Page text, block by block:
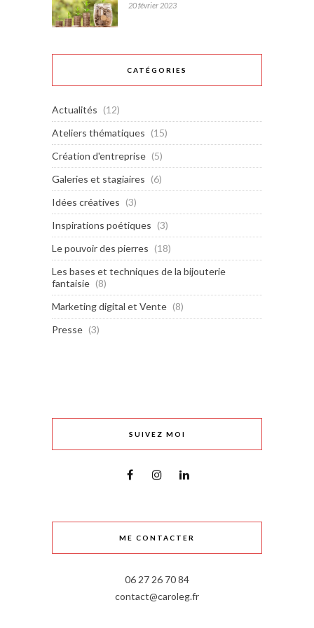
20 février 2023
CATÉGORIES
Actualités (12)
Ateliers thématiques (15)
Création d'entreprise (5)
Galeries et stagiaires (6)
Idées créatives (3)
Inspirations poétiques (3)
Le pouvoir des pierres (18)
Les bases et techniques de la bijouterie
fantaisie (8)
Marketing digital et Vente (8)
Presse (3)
SUIVEZ MOI
ME CONTACTER
06 27 26 70 84
contact@caroleg.fr